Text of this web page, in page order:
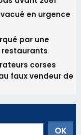
et recevez par
une sélection de